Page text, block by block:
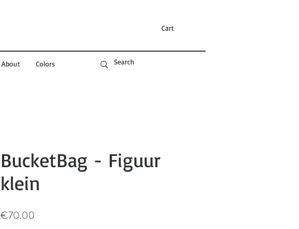
Cart
About Colors
BucketBag - Figuur
klein
€70.00